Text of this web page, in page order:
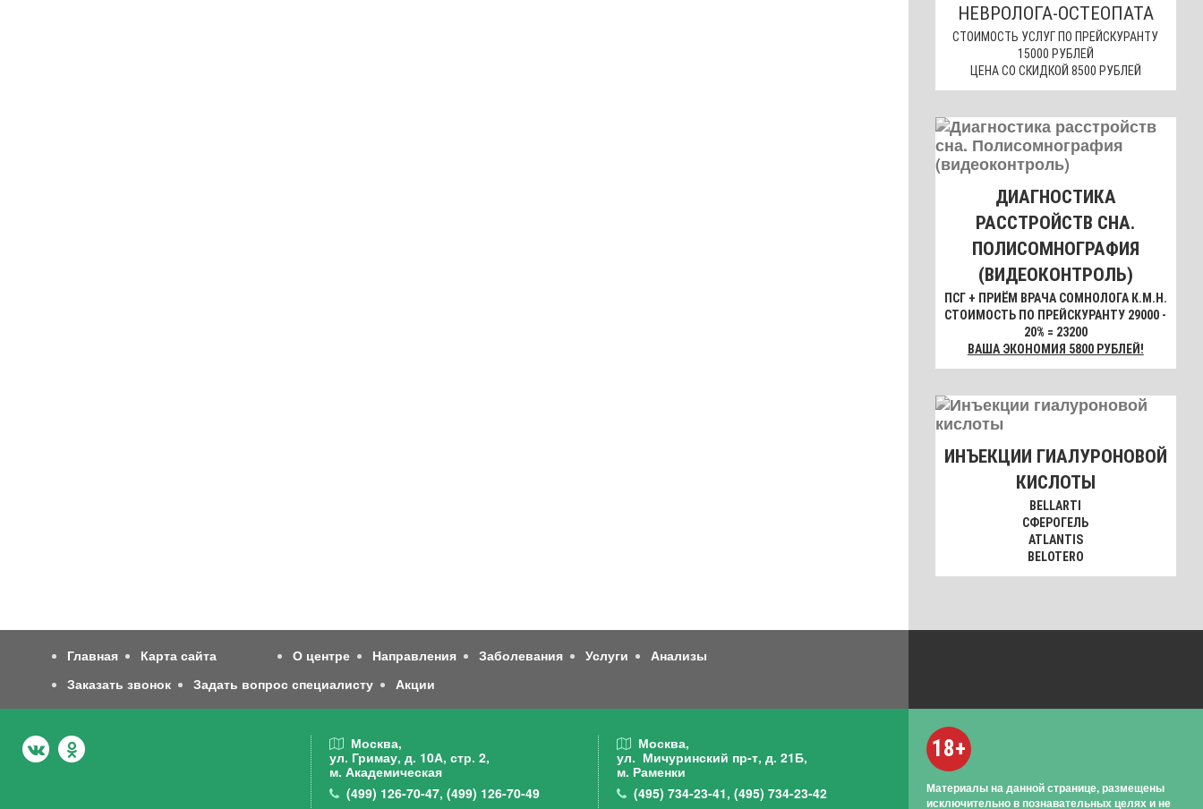
НЕВРОЛОГА-ОСТЕОПАТА
СТОИМОСТЬ УСЛУГ ПО ПРЕЙСКУРАНТУ
15000 РУБЛЕЙ
ЦЕНА СО СКИДКОЙ 8500 РУБЛЕЙ
ДИАГНОСТИКА
РАССТРОЙСТВ СНА.
ПОЛИСОМНОГРАФИЯ
(ВИДЕОКОНТРОЛЬ)
ПСГ + ПРИЁМ ВРАЧА СОМНОЛОГА К.М.Н.
СТОИМОСТЬ ПО ПРЕЙСКУРАНТУ 29000 -
20% = 23200
ВАША ЭКОНОМИЯ 5800 РУБЛЕЙ!
ИНЪЕКЦИИ ГИАЛУРОНОВОЙ
КИСЛОТЫ
BELLARTI
СФЕРОГЕЛЬ
ATLANTIS
BELOTERO
Главная Карта сайта О центре Направления Заболевания Услуги
Анализы
Заказать звонок
Задать вопрос специалисту Акции
Москва,
ул. Гримау, д. 10А, стр. 2,
м. Академическая
(499) 126-70-47, (499) 126-70-49
Москва,
ул. Мичуринский пр-т, д. 21Б,
м. Раменки
(495)734-23-41,(495)734-23-42
18+
Материалы на данной странице, размещены
исключительно в познавательных целях и не